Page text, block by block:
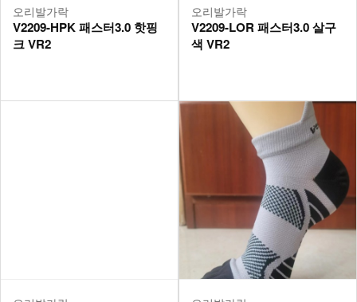
오리발가락
V2209-HPK 패스터3.0 핫핑
크 VR2
오리발가락
V2209-LOR 패스터3.0 살구
색 VR2